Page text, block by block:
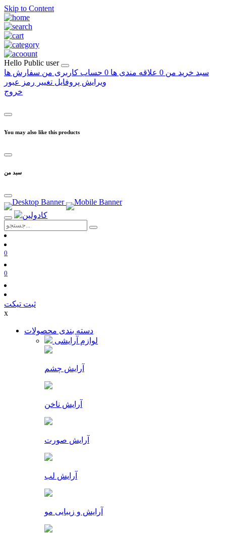
Skip to Content
Hello Public user
سبد خرید من 0 علاقه مندی ها 0 حساب کاربری من سفارش ها
ویرایش پروفایل تغییر رمز عبور
خروج
You may also like this products
سبد من
0
0
ثبت تیکت
x
دسته بندی محصولات
لوازم آرایشی
آرایش چشم
آرایش ناخن
آرایش صورت
آرایش لب
آرایش و زیبایی مو